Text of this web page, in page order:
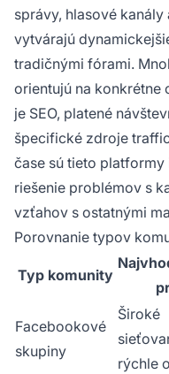
správy, hlasové
vytvárajú
tradičnými fórami.
orientujú na konkrétne
je SEO, platené
špecifické zdroje
čase sú tieto
riešenie problémov s
vzťahov s ostatnými
Porovnanie typov
Typ komunity
Facebookové
skupiny
Široké
rýchle